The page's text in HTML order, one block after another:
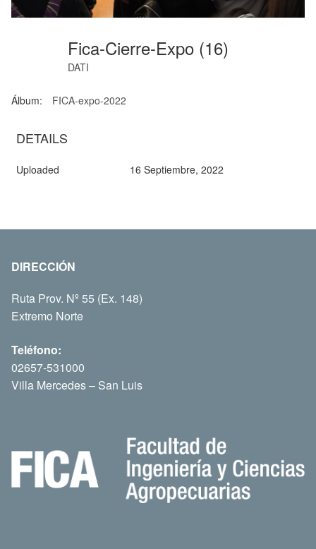
Fica-Cierre-Expo (16)
DATI
Álbum: FICA-expo-2022
DETAILS
Uploaded 16 Septiembre, 2022
DIRECCIÓN
Ruta Prov. Nº 55 (Ex. 148)
Extremo Norte
Teléfono:
02657-531000
Villa Mercedes – San Luis